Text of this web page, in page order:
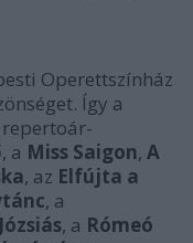
Operettszínház
Így a
repertoár-
, a Miss Saigon, A
, az Elfújta a
, a
, a Rómeó